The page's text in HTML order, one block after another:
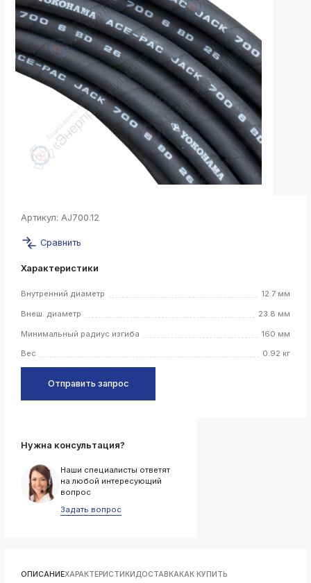
k
ksldkfjsdlfkjsls;ldfkgjsdl;kfkфыва
k
ksldkfjsdlfkjsls;ldfkgjsdl;kfkфыва
k
ksldkfjsdlfkjsls;ldfkgjsdl;kfkфыва
k
ksldkfjsdlfkjsls;ldfkgjsdl;kfkфыва
ksldkfjsdlfkjsls;ldfkgjsdl;kfkфыва
ksldkfjsdlfkjsls;ldfkgjsdl;kfkфыва
ksldkfjsdlfkjsls;ldfkgjsdl;kfkфыва
k
ksldkfjsdlfkjsls;ldfkgjsdl;kfkфыва
k
k
k
ksldkfjsdlfkjsls;ldfkgjsdl;kfkфыва
k
k
Артикул:AJ700.12
Сравнить
Характеристики
Внутренний диаметр 12.7 мм
Внеш. диаметр 23.8 мм
Минимальный радиус изгиба 160 мм
Вес 0.92 кг
Отправить запрос
Нужна консультация?
Наши специалисты ответят
на любой интересующий
вопрос
Задать вопрос
ОПИСАНИЕХАРАКТЕРИСТИКИДОСТАВКАКАК КУПИТЬ